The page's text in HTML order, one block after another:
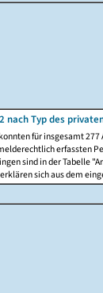
nach Typ des
für insgesamt
erfassten
sind in der Tabelle
sich aus dem